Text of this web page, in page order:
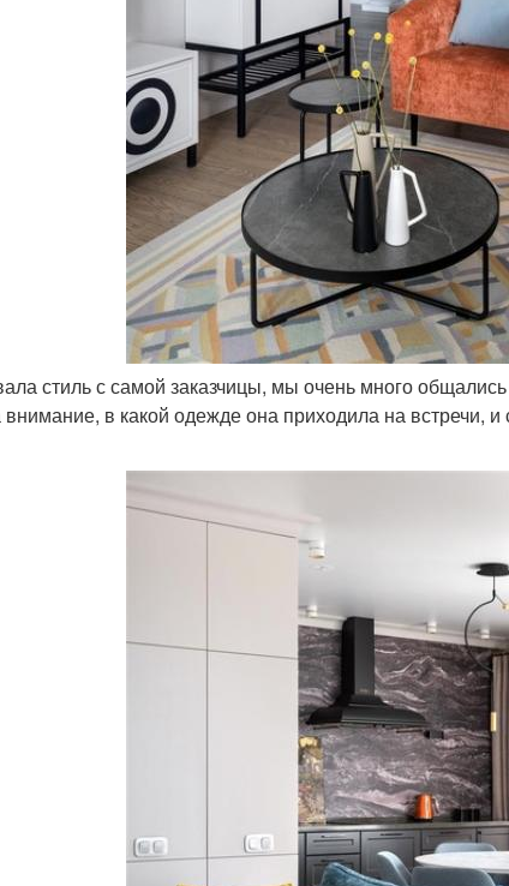
стиль с самой заказчицы, мы очень много
в какой одежде она приходила на встречи, и